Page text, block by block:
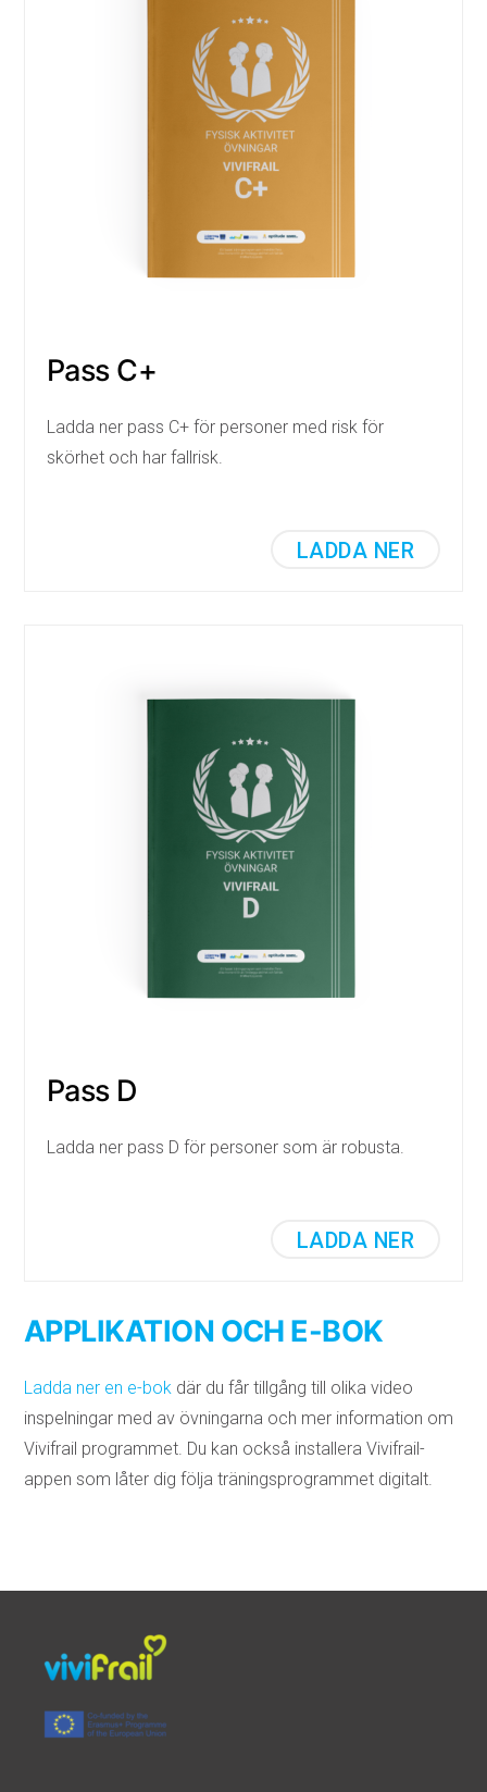
Pass C+
Ladda ner pass C+ för personer med risk för
skörhet och har fallrisk.
LADDA NER
Pass D
Ladda ner pass D för personer som är robusta.
LADDA NER
APPLIKATION OCH E-BOK
Ladda ner en e-bok där du får tillgång till olika video
inspelningar med av övningarna och mer information om
Vivifrail programmet. Du kan också installera Vivifrail-
appen som låter dig följa träningsprogrammet digitalt.